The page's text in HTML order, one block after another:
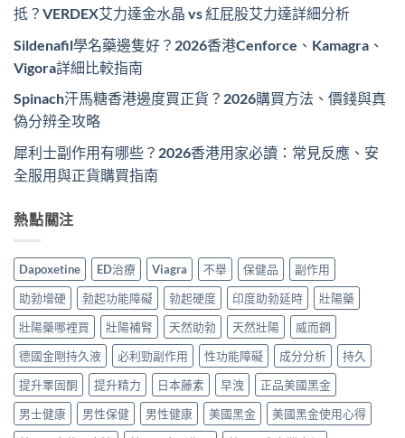
抵？VERDEX艾力達金水晶 vs 紅屁股艾力達詳細分析
Sildenafil學名藥邊隻好？2026香港Cenforce、Kamagra、
Vigora詳細比較指南
Spinach汗馬糖香港邊度買正貨？2026購買方法、價錢與真
偽分辨全攻略
犀利士副作用有哪些？2026香港用家必讀：常見反應、安
全服用與正貨購買指南
熱點關注
Dapoxetine ED治療 Viagra 不舉 保健品
副作用
助勃增硬
勃起功能障礙 勃起硬度 印度助勃延時
壯陽藥
壯陽藥哪裡買
壯陽補腎 天然助勃 天然壯陽
威而鋼
德國金剛持久液
必利勁副作用 性功能障礙 成分分析
持久
提升睪固酮
提升精力 日本藤素 早洩
正品美國黑金
男士健康
男性保健 男性健康 美國黑金
美國黑金使用心得